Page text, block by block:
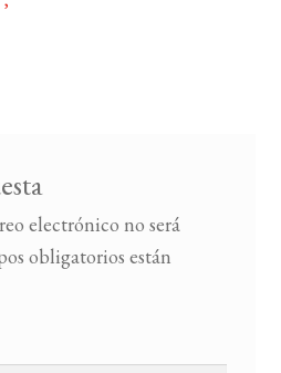
electrónico no será
obligatorios están